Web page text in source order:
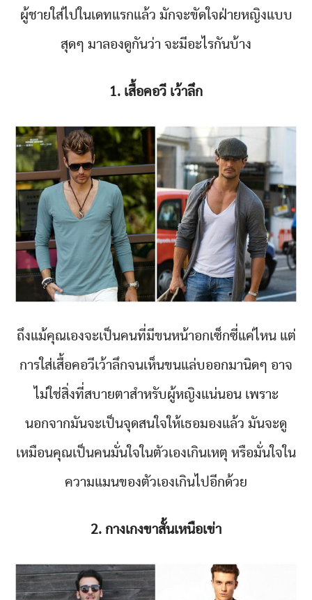
ผู้ชายใส่ไปในเดทแรกแล้ว มักจะขัดใจฝ่ายหญิงแบบ
สุดๆ มาลองดูกันว่า จะมีอะไรกันบ้าง
1. เสื้อคอวี เว้าลึก
ถึงแม้คุณเองจะเป็นคนที่มีขนหน้าอกเซ็กซี่แค่ไหน แต่
การใส่เสื้อคอวีเว้าลึกจนเห็นขนแล่บออกมานิดๆ อาจ
ไม่ใช่สิ่งที่สบายตาสำหรับผู้หญิงแน่นอน เพราะ
นอกจากมันจะเป็นจุดสนใจให้เธอมองแล้ว มันจะดู
เหมือนคุณเป็นคนมั่นใจในตัวเองเกินเหตุ หรือมั่นใจใน
ความแมนของตัวเองเกินไปอีกด้วย
2. กางเกงขาสั้นเหนือเข่า